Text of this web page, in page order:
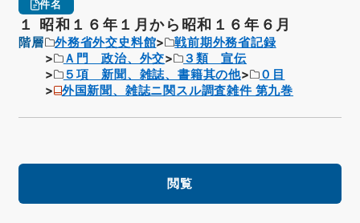
件名
１ 昭和１６年１月から昭和１６年６月
階層 外務省外交史料館
戦前期外務省記録
Ａ門 政治、外交
３類 宣伝
５項 新聞、雑誌、書籍其の他
０目
外国新聞、雑誌ニ関スル調査雑件 第九巻
閲覧